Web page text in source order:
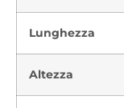
Lunghezza
Altezza